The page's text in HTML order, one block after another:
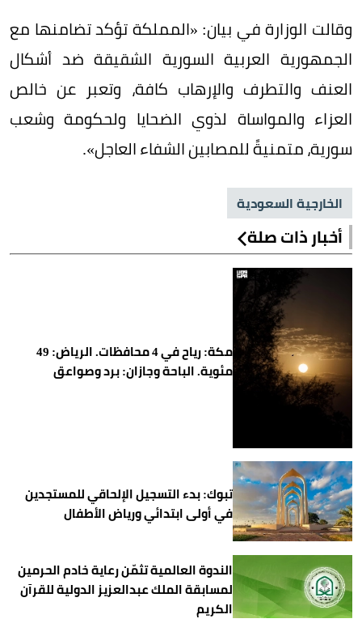
وقالت الوزارة في بيان: «المملكة تؤكد تضامنها مع
الجمهورية العربية السورية الشقيقة ضد أشكال
العنف والتطرف والإرهاب كافة، وتعبر عن خالص
العزاء والمواساة لذوي الضحايا ولحكومة وشعب
سورية، متمنيةً للمصابين الشفاء العاجل».
الخارجية السعودية
أخبار ذات صلة
مكة: رياح في 4 محافظات. الرياض: 49
مئوية. الباحة وجازان: برد وصواعق
تبوك: بدء التسجيل الإلحاقي للمستجدين
في أولى ابتدائي ورياض الأطفال
الندوة العالمية تثمّن رعاية خادم الحرمين
لمسابقة الملك عبدالعزيز الدولية للقرآن
الكريم